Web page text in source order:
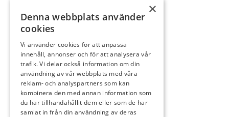
Spela
Kalender
Pro/Shop/Träning
Äta
Partners
Kontakt
×
Denna webbplats använder
cookies
Vi använder cookies för att anpassa
innehåll, annonser och för att analysera vår
trafik. Vi delar också information om din
användning av vår webbplats med våra
reklam- och analyspartners som kan
kombinera den med annan information som
du har tillhandahållit dem eller som de har
samlat in från din användning av deras